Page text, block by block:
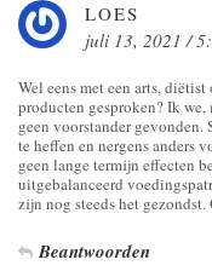
LOES
juli 13, 2021 /
Wel eens met een arts,
producten gesproken? Ik
geen voorstander
te heffen en nergens anders
geen lange termijn effecten
uitgebalanceerd
zijn nog steeds het
Beantwoorden